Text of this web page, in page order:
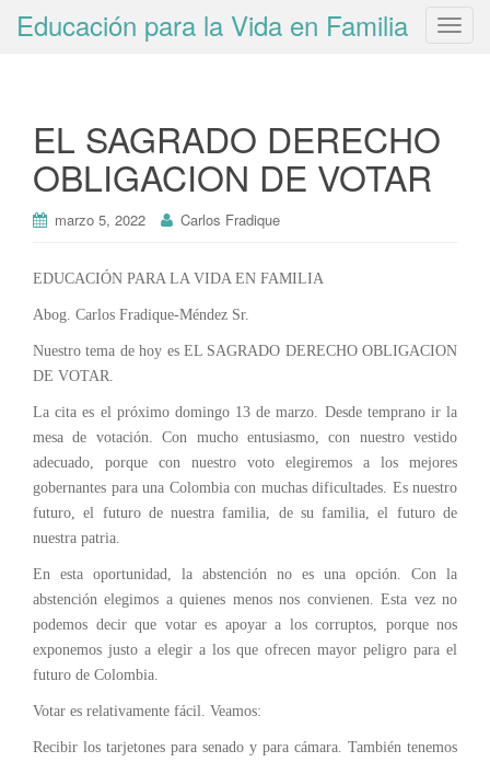
T
i
n
Educación para la Vida en Familia
EL SAGRADO DERECHO
OBLIGACION DE VOTAR
marzo 5, 2022 Carlos Fradique
EDUCACIÓN PARA LA VIDA EN FAMILIA
Abog. Carlos Fradique-Méndez Sr.
Nuestro tema de hoy es EL SAGRADO DERECHO OBLIGACION
DE VOTAR.
La cita es el próximo domingo 13 de marzo. Desde temprano ir la
mesa de votación. Con mucho entusiasmo, con nuestro vestido
adecuado, porque con nuestro voto elegiremos a los mejores
gobernantes para una Colombia con muchas dificultades. Es nuestro
futuro, el futuro de nuestra familia, de su familia, el futuro de
nuestra patria.
En esta oportunidad, la abstención no es una opción. Con la
abstención elegimos a quienes menos nos convienen. Esta vez no
podemos decir que votar es apoyar a los corruptos, porque nos
exponemos justo a elegir a los que ofrecen mayor peligro para el
futuro de Colombia.
Votar es relativamente fácil. Veamos:
Recibir los tarjetones para senado y para cámara. También tenemos